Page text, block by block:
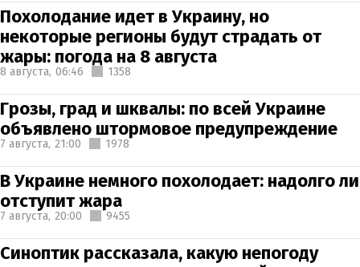
Похолодание идет в Украину, но
некоторые регионы будут страдать от
жары: погода на 8 августа
8 августа, 06:46 1358
Грозы, град и шквалы: по всей Украине
объявлено штормовое предупреждение
7 августа, 21:00 1978
В Украине немного похолодает: надолго ли
отступит жара
7 августа, 20:00 9455
Синоптик рассказала, какую непогоду